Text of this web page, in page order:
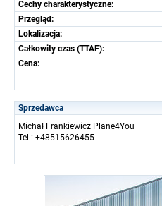
Cechy charakterystyczne:
Przegląd:
Lokalizacja:
Całkowity czas (TTAF):
Cena:
Sprzedawca
Michał Frankiewicz Plane4You
Tel.: +48515626455